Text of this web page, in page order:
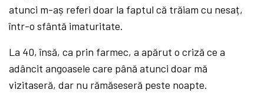
atunci m-aș referi doar la faptul că trăiam cu nesaț,
într-o sfântă imaturitate.
La 40, însă, ca prin farmec, a apărut o criză ce a
adâncit angoasele care până atunci doar mă
vizitaseră, dar nu rămăseseră peste noapte.